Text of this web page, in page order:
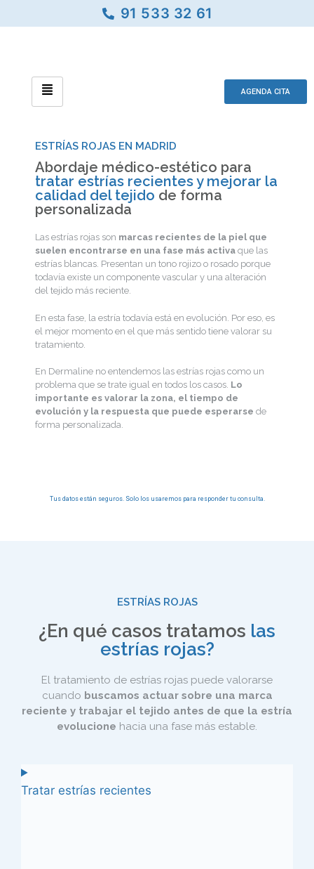
91 533 32 61
AGENDA CITA
ESTRÍAS ROJAS EN MADRID
Abordaje médico-estético para
tratar estrías recientes y mejorar la
calidad del tejido de forma
personalizada
Las estrías rojas son marcas recientes de la piel que
suelen encontrarse en una fase más activa que las
estrías blancas. Presentan un tono rojizo o rosado porque
todavía existe un componente vascular y una alteración
del tejido más reciente.
En esta fase, la estría todavía está en evolución. Por eso, es
el mejor momento en el que más sentido tiene valorar su
tratamiento.
En Dermaline no entendemos las estrías rojas como un
problema que se trate igual en todos los casos. Lo
importante es valorar la zona, el tiempo de
evolución y la respuesta que puede esperarse de
forma personalizada.
Tus datos están seguros. Solo los usaremos para responder tu consulta.
ESTRÍAS ROJAS
¿En qué casos tratamos las
estrías rojas?
El tratamiento de estrías rojas puede valorarse
cuando buscamos actuar sobre una marca
reciente y trabajar el tejido antes de que la estría
evolucione hacia una fase más estable.
Tratar estrías recientes